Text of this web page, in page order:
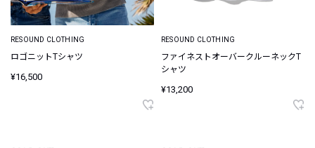
RESOUND CLOTHING
ロゴニットTシャツ
¥16,500
RESOUND CLOTHING
ファイネストオーバークルーネックT
シャツ
¥13,200